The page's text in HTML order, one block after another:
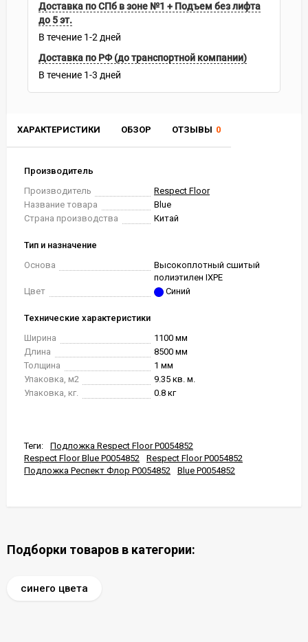
ХАРАКТЕРИСТИКИ ОБЗОР ОТЗЫВЫ 0
Производитель
Производитель
Respect Floor
Название товара
Blue
Страна производства
Китай
Тип и назначение
Основа
Высокоплотный сшитый
полиэтилен IXPE
Цвет
Синий
Технические характеристики
Ширина
1100 мм
Длина
8500 мм
Толщина
1 мм
Упаковка, м2
9.35 кв. м.
Упаковка, кг.
0.8 кг
Теги:
Подложка Respect Floor Р0054852
Respect Floor Blue Р0054852
Respect Floor Р0054852
Подложка Респект Флор Р0054852
Blue Р0054852
Доставка по СПб в зоне №1 + Подъем без лифта
до 5 эт.
В течение 1-2 дней
Доставка по РФ (до транспортной компании)
В течение 1-3 дней
Подборки товаров в категории:
синего цвета